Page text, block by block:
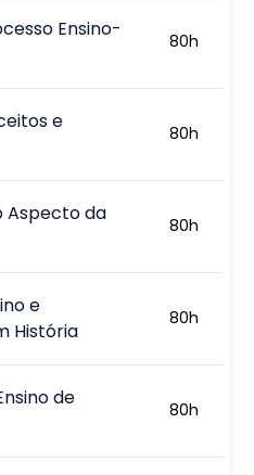
Ensino-
80h
e
80h
Aspecto da
80h
e
História
80h
de
80h